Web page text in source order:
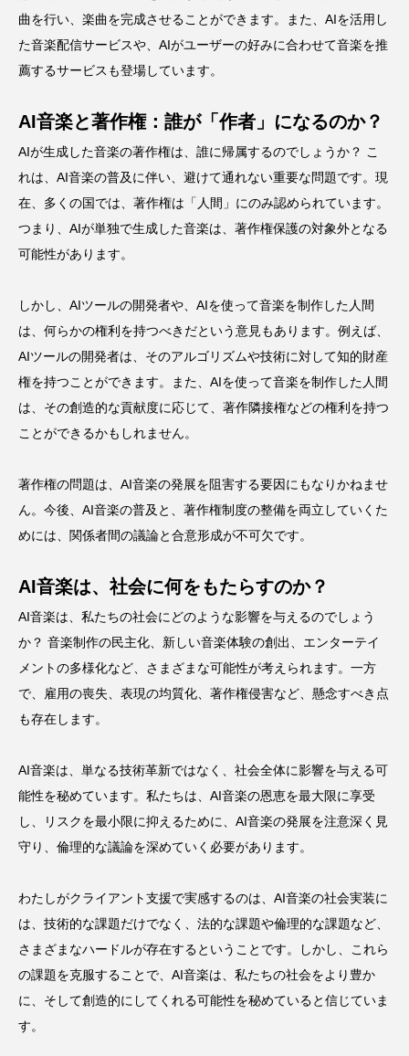
曲を行い、楽曲を完成させることができます。また、AIを活用し
た音楽配信サービスや、AIがユーザーの好みに合わせて音楽を推
薦するサービスも登場しています。
AI音楽と著作権：誰が「作者」になるのか？
AIが生成した音楽の著作権は、誰に帰属するのでしょうか？ こ
れは、AI音楽の普及に伴い、避けて通れない重要な問題です。現
在、多くの国では、著作権は「人間」にのみ認められています。
つまり、AIが単独で生成した音楽は、著作権保護の対象外となる
可能性があります。
しかし、AIツールの開発者や、AIを使って音楽を制作した人間
は、何らかの権利を持つべきだという意見もあります。例えば、
AIツールの開発者は、そのアルゴリズムや技術に対して知的財産
権を持つことができます。また、AIを使って音楽を制作した人間
は、その創造的な貢献度に応じて、著作隣接権などの権利を持つ
ことができるかもしれません。
著作権の問題は、AI音楽の発展を阻害する要因にもなりかねませ
ん。今後、AI音楽の普及と、著作権制度の整備を両立していくた
めには、関係者間の議論と合意形成が不可欠です。
AI音楽は、社会に何をもたらすのか？
AI音楽は、私たちの社会にどのような影響を与えるのでしょう
か？ 音楽制作の民主化、新しい音楽体験の創出、エンターテイ
メントの多様化など、さまざまな可能性が考えられます。一方
で、雇用の喪失、表現の均質化、著作権侵害など、懸念すべき点
も存在します。
AI音楽は、単なる技術革新ではなく、社会全体に影響を与える可
能性を秘めています。私たちは、AI音楽の恩恵を最大限に享受
し、リスクを最小限に抑えるために、AI音楽の発展を注意深く見
守り、倫理的な議論を深めていく必要があります。
わたしがクライアント支援で実感するのは、AI音楽の社会実装に
は、技術的な課題だけでなく、法的な課題や倫理的な課題など、
さまざまなハードルが存在するということです。しかし、これら
の課題を克服することで、AI音楽は、私たちの社会をより豊か
に、そして創造的にしてくれる可能性を秘めていると信じていま
す。